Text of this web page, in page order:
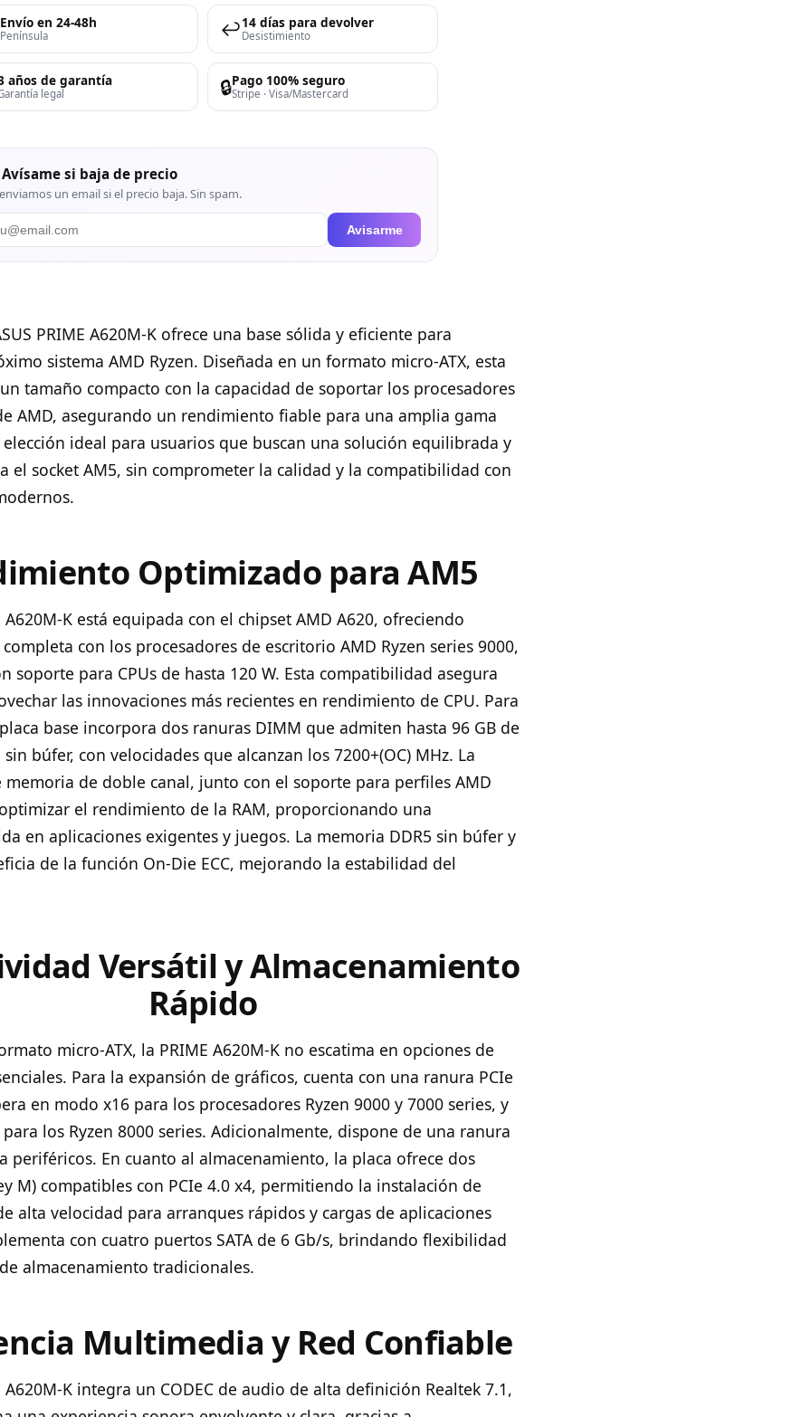
Envío en 24-48h
Península ↩️14 días para devolver
Desistimiento
años de garantía
legal 🔒Pago 100% seguro
Stripe · Visa/Mastercard
Avísame si baja de precio
un email si el precio baja. Sin spam.
Avisarme
PRIME A620M-K ofrece una base sólida y eficiente para
sistema AMD Ryzen. Diseñada en un formato micro-ATX, esta
tamaño compacto con la capacidad de soportar los procesadores
AMD, asegurando un rendimiento fiable para una amplia gama
elección ideal para usuarios que buscan una solución equilibrada y
el socket AM5, sin comprometer la calidad y la compatibilidad con
Optimizado para AM5
A620M-K está equipada con el chipset AMD A620, ofreciendo
con los procesadores de escritorio AMD Ryzen series 9000,
soporte para CPUs de hasta 120 W. Esta compatibilidad asegura
las innovaciones más recientes en rendimiento de CPU. Para
base incorpora dos ranuras DIMM que admiten hasta 96 GB de
búfer, con velocidades que alcanzan los 7200+(OC) MHz. La
de doble canal, junto con el soporte para perfiles AMD
el rendimiento de la RAM, proporcionando una
en aplicaciones exigentes y juegos. La memoria DDR5 sin búfer y
de la función On-Die ECC, mejorando la estabilidad del
Versátil y Almacenamiento
Rápido
micro-ATX, la PRIME A620M-K no escatima en opciones de
Para la expansión de gráficos, cuenta con una ranura PCIe
en modo x16 para los procesadores Ryzen 9000 y 7000 series, y
los Ryzen 8000 series. Adicionalmente, dispone de una ranura
periféricos. En cuanto al almacenamiento, la placa ofrece dos
M) compatibles con PCIe 4.0 x4, permitiendo la instalación de
alta velocidad para arranques rápidos y cargas de aplicaciones
con cuatro puertos SATA de 6 Gb/s, brindando flexibilidad
almacenamiento tradicionales.
Multimedia y Red Confiable
A620M-K integra un CODEC de audio de alta definición Realtek 7.1,